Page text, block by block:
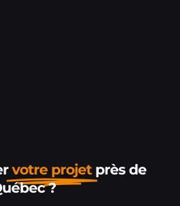
votre projet près de
?